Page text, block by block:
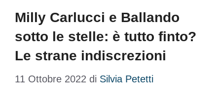
Milly Carlucci e Ballando
sotto le stelle: è tutto finto?
Le strane indiscrezioni
11 Ottobre 2022 di Silvia Petetti